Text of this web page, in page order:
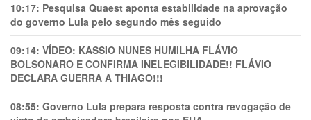
10:17: Pesquisa Quaest aponta estabilidade na aprovação
do governo Lula pelo segundo mês seguido
09:14: VÍDEO: KASSIO NUNES HUMlLHA FLÁVIO
BOLSONARO E CONFIRMA INELEGIBILIDADE!! FLÁVIO
DECLARA GUERRA A THIAGO!!!
08:55: Governo Lula prepara resposta contra revogação de